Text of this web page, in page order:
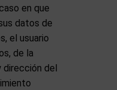
en que
datos de
el usuario
de la
dirección del